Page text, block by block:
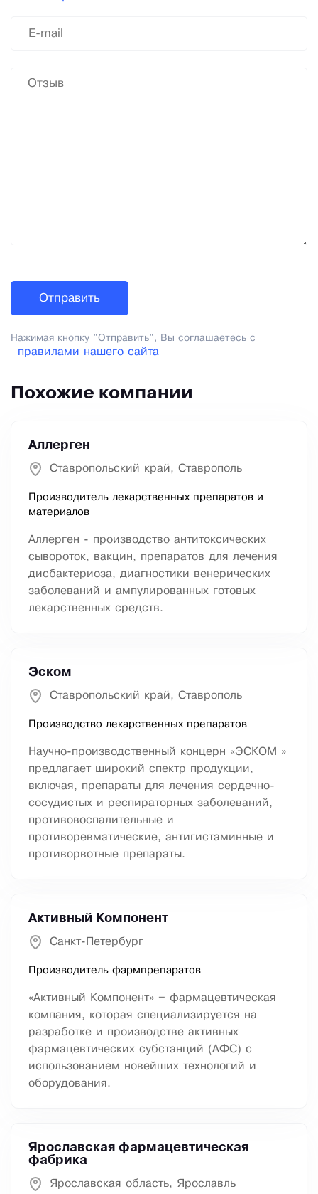
Нажимая кнопку "Отправить", Вы соглашаетесь с
правилами нашего сайта
Похожие компании
Аллерген
Ставропольский край, Ставрополь
Производитель лекарственных препаратов и
материалов
Аллерген - производство антитоксических
сывороток, вакцин, препаратов для лечения
дисбактериоза, диагностики венерических
заболеваний и ампулированных готовых
лекарственных средств.
Эском
Ставропольский край, Ставрополь
Производство лекарственных препаратов
Научно-производственный концерн «ЭСКОМ »
предлагает широкий спектр продукции,
включая, препараты для лечения сердечно-
сосудистых и респираторных заболеваний,
противовоспалительные и
противоревматические, антигистаминные и
противорвотные препараты.
Активный Компонент
Санкт-Петербург
Производитель фармпрепаратов
«Активный Компонент» – фармацевтическая
компания, которая специализируется на
разработке и производстве активных
фармацевтических субстанций (АФС) с
использованием новейших технологий и
оборудования.
Ярославская фармацевтическая
фабрика
Ярославская область, Ярославль